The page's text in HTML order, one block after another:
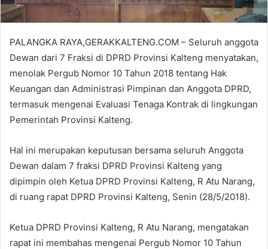
PALANGKA RAYA,GERAKKALTENG.COM – Seluruh anggota
Dewan dari 7 Fraksi di DPRD Provinsi Kalteng menyatakan,
menolak Pergub Nomor 10 Tahun 2018 tentang Hak
Keuangan dan Administrasi Pimpinan dan Anggota DPRD,
termasuk mengenai Evaluasi Tenaga Kontrak di lingkungan
Pemerintah Provinsi Kalteng.
Hal ini merupakan keputusan bersama seluruh Anggota
Dewan dalam 7 fraksi DPRD Provinsi Kalteng yang
dipimpin oleh Ketua DPRD Provinsi Kalteng, R Atu Narang,
di ruang rapat DPRD Provinsi Kalteng, Senin (28/5/2018).
Ketua DPRD Provinsi Kalteng, R Atu Narang, mengatakan
rapat ini membahas mengenai Pergub Nomor 10 Tahun